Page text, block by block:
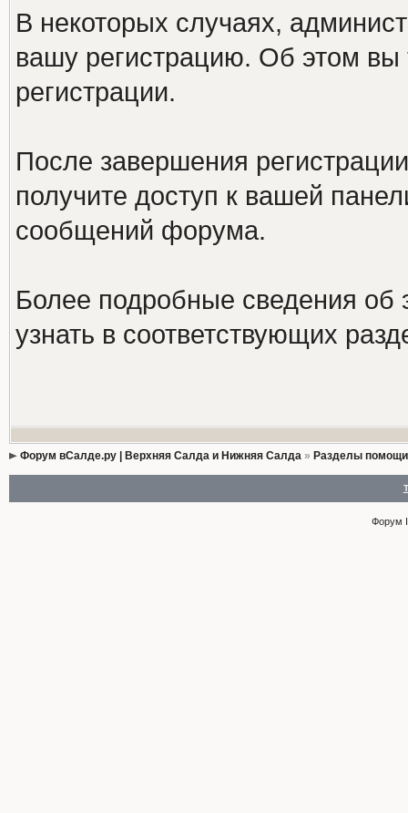
В некоторых случаях,
вашу регистрацию. Об этом
регистрации.
После завершения
получите доступ к вашей
сообщений форума.
Более подробные сведения
узнать в соответствующих
Форум вСалде.ру | Верхняя Салда и Нижняя Салда» Разделы
Форум